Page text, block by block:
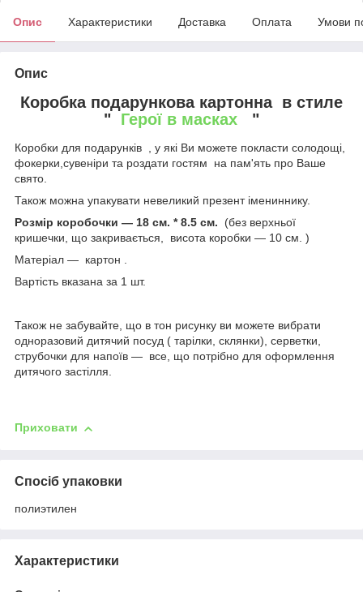
Опис Характеристики Доставка Оплата Умови
Опис
Коробка подарункова картонна в стиле
" Герої в масках "
Коробки для подарунків , у які Ви можете покласти солодощі,
фокерки,сувеніри та роздати гостям на пам'ять про Ваше
свято.
Також можна упакувати невеликий презент імениннику.
Розмір коробочки ― 18 см. * 8.5 см. (без верхньої
кришечки, що закривається, висота коробки — 10 см. )
Матеріал — картон .
Вартість вказана за 1 шт.
Також не забувайте, що в тон рисунку ви можете вибрати
одноразовий дитячий посуд ( тарілки, склянки), серветки,
струбочки для напоїв — все, що потрібно для оформлення
дитячого застілля.
Приховати
Спосіб упаковки
полиэтилен
Характеристики